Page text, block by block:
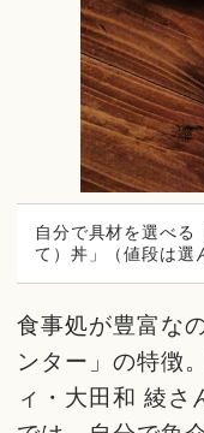
自分で具材を選べる
て）丼」（値段は選
食事処が豊富な
ンター」の特徴
ィ・大田和 綾さ